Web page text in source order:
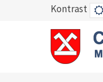
Kontrast